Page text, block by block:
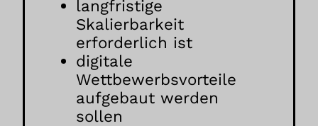
langfristige
Skalierbarkeit
erforderlich ist
digitale
Wettbewerbsvorteile
aufgebaut werden
sollen